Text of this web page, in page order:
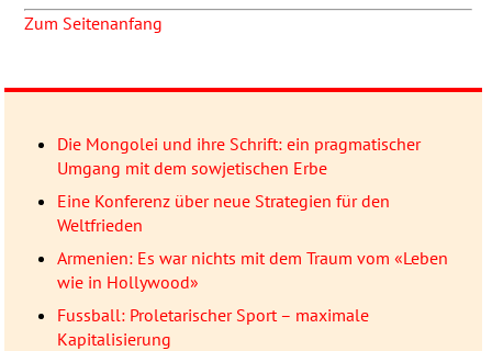
Zum Seitenanfang
Die Mongolei und ihre Schrift: ein pragmatischer
Umgang mit dem sowjetischen Erbe
Eine Konferenz über neue Strategien für den
Weltfrieden
Armenien: Es war nichts mit dem Traum vom «Leben
wie in Hollywood»
Fussball: Proletarischer Sport – maximale
Kapitalisierung